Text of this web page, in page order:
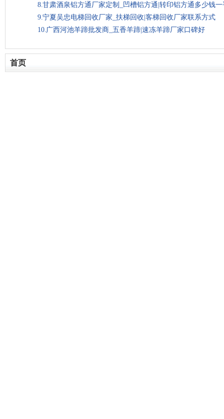
甘肃酒泉铝方通厂家定制_凹槽铝方通|转印铝方通多少钱
宁夏吴忠电梯回收厂家_扶梯回收|客梯回收厂家联系方式
广西河池羊蹄批发商_五香羊蹄|速冻羊蹄厂家口碑好
首页